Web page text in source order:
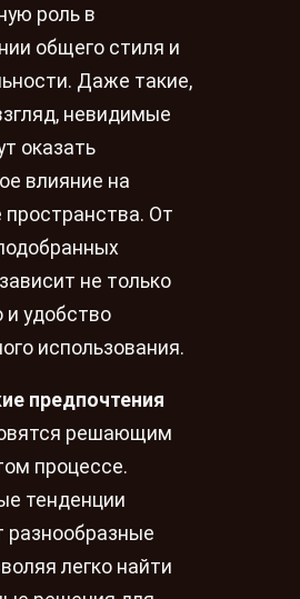
роль в
общего стиля и
Даже такие,
невидимые
оказать
влияние на
пространства. От
не только
и удобство
использования.
предпочтения
решающим
процессе.
тенденции
разнообразные
легко найти